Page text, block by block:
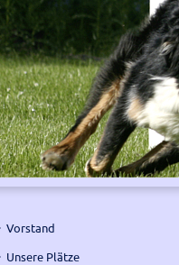
Vorstand
Unsere Plätze